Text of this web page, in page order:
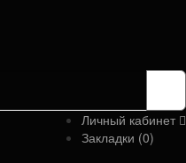
Личный кабинет
Закладки (0)